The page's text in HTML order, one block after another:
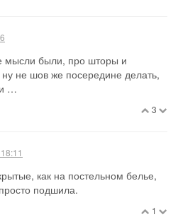
мысли были, про шторы и
не шов же посередине делать,
…
3
как на постельном белье,
подшила.
1